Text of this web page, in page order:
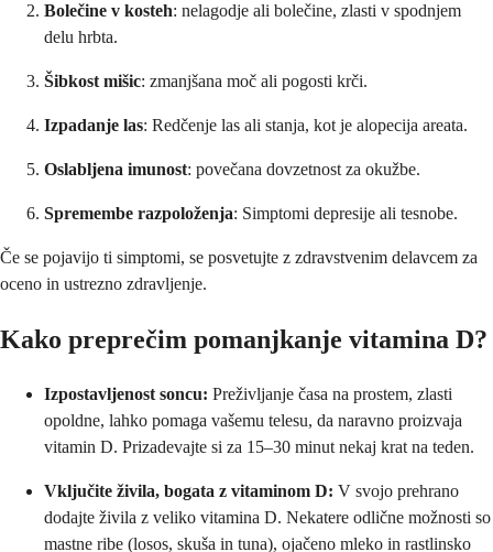
Bolečine v kosteh: nelagodje ali bolečine, zlasti v spodnjem
delu hrbta.
Šibkost mišic: zmanjšana moč ali pogosti krči.
Izpadanje las: Redčenje las ali stanja, kot je alopecija areata.
Oslabljena imunost: povečana dovzetnost za okužbe.
Spremembe razpoloženja: Simptomi depresije ali tesnobe.
Če se pojavijo ti simptomi, se posvetujte z zdravstvenim delavcem za
oceno in ustrezno zdravljenje.
Kako preprečim pomanjkanje vitamina D?
Izpostavljenost soncu: Preživljanje časa na prostem, zlasti
opoldne, lahko pomaga vašemu telesu, da naravno proizvaja
vitamin D. Prizadevajte si za 15–30 minut nekaj krat na teden.
Vključite živila, bogata z vitaminom D: V svojo prehrano
dodajte živila z veliko vitamina D. Nekatere odlične možnosti so
mastne ribe (losos, skuša in tuna), ojačeno mleko in rastlinsko